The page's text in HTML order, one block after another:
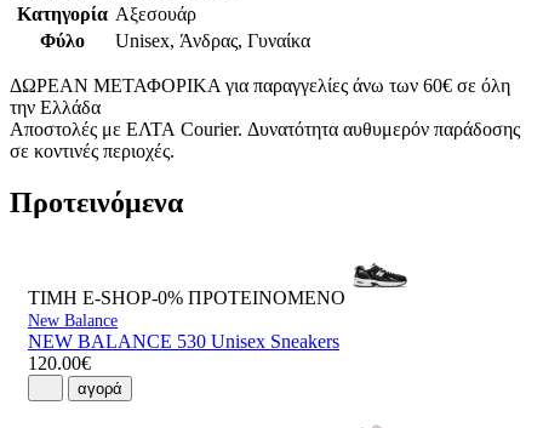
Κατηγορία Αξεσουάρ
Φύλο
Unisex, Άνδρας, Γυναίκα
ΔΩΡΕΑΝ ΜΕΤΑΦΟΡΙΚΑ για παραγγελίες άνω των 60€ σε όλη
την Ελλάδα
Αποστολές με ΕΛΤΑ Courier. Δυνατότητα αυθυμερόν παράδοσης
σε κοντινές περιοχές.
Προτεινόμενα
ΤΙΜΗ E-SHOP-0% ΠΡΟΤΕΙΝΟΜΕΝΟ
New Balance
NEW BALANCE 530 Unisex Sneakers
120.00€
αγορά